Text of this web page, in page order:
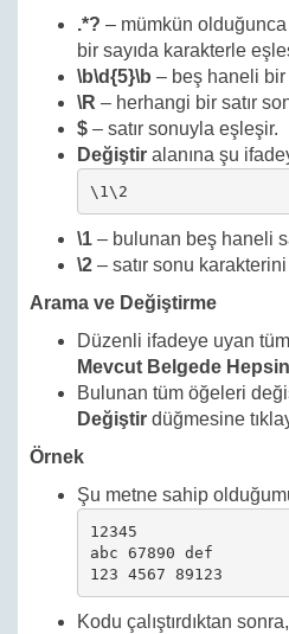
.*? – mümkün
bir sayıda karakterle
\b\d{5}\b – beş haneli bir
\R – herhangi bir satır
$ – satır sonuyla eşleşir.
Değiştir alanına şu
\1\2
\1 – bulunan beş haneli
\2 – satır sonu
Arama ve Değiştirme
Düzenli ifadeye uyan
Mevcut Belgede
Bulunan tüm öğeleri
Değiştir düğmesine
Örnek
Şu metne sahip
12345
abc 67890 def
123 4567 89123
Kodu çalıştırdıktan